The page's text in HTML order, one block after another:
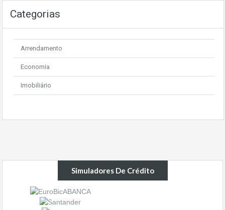
Categorias
Arrendamento
Economia
Imobiliário
Simuladores De Crédito